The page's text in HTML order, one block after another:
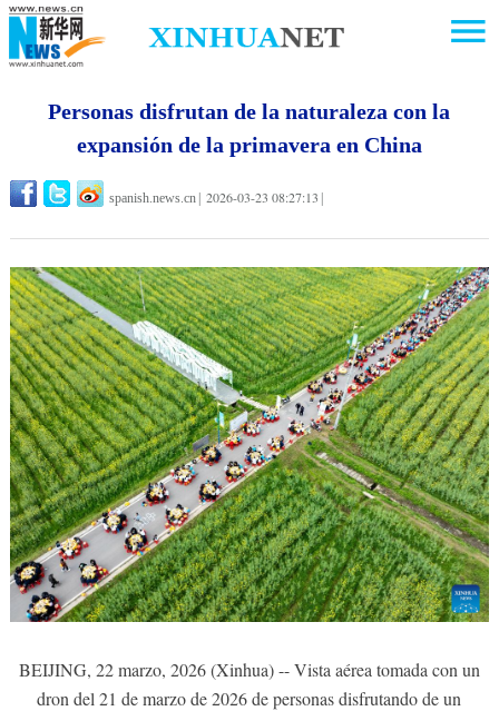
Personas disfrutan de la naturaleza con la
expansión de la primavera en China
spanish.news.cn 2026-03-23 08:27:13
BEIJING, 22 marzo, 2026 (Xinhua) -- Vista aérea tomada con un
dron del 21 de marzo de 2026 de personas disfrutando de un